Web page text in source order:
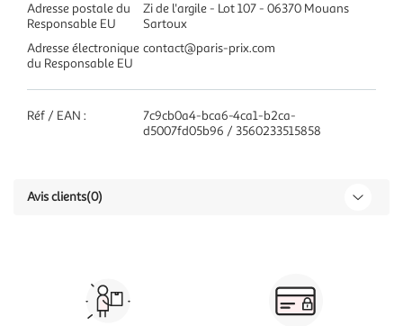
Adresse postale du
Responsable EU
Zi de l'argile - Lot 107 - 06370 Mouans
Sartoux
Adresse électronique
du Responsable EU
contact@paris-prix.com
Réf / EAN :
7c9cb0a4-bca6-4ca1-b2ca-
d5007fd05b96 / 3560233515858
Avis clients(0)